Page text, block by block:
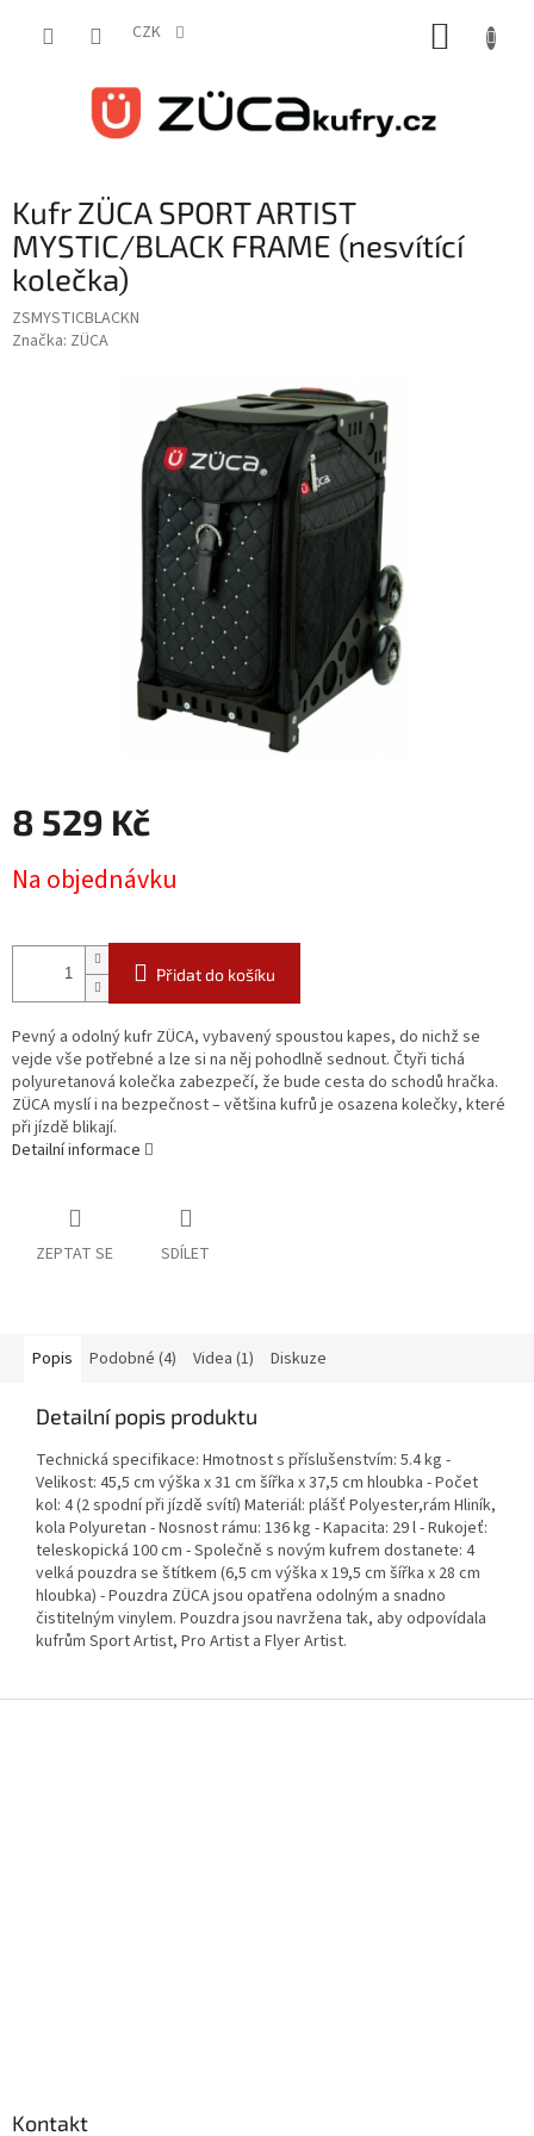
CZK
Kufr ZÜCA SPORT ARTIST
MYSTIC/BLACK FRAME (nesvítící
kolečka)
ZSMYSTICBLACKN
Značka: ZÜCA
8 529 Kč
cena:
Na objednávku
Přidat do košíku
Pevný a odolný kufr ZÜCA, vybavený spoustou kapes, do nichž se
vejde vše potřebné a lze si na něj pohodlně sednout. Čtyři tichá
polyuretanová kolečka zabezpečí, že bude cesta do schodů hračka.
ZÜCA myslí i na bezpečnost – většina kufrů je osazena kolečky, které
při jízdě blikají.
Detailní informace
ZEPTAT SE SDÍLET
Popis Podobné (4) Videa (1) Diskuze
Detailní popis produktu
Technická specifikace: Hmotnost s příslušenstvím: 5.4 kg -
Velikost: 45,5 cm výška x 31 cm šířka x 37,5 cm hloubka - Počet
kol: 4 (2 spodní při jízdě svítí) Materiál: plášť Polyester,rám Hliník,
kola Polyuretan - Nosnost rámu: 136 kg - Kapacita: 29 l - Rukojeť:
teleskopická 100 cm - Společně s novým kufrem dostanete: 4
velká pouzdra se štítkem (6,5 cm výška x 19,5 cm šířka x 28 cm
hloubka) - Pouzdra ZÜCA jsou opatřena odolným a snadno
čistitelným vinylem. Pouzdra jsou navržena tak, aby odpovídala
kufrům Sport Artist, Pro Artist a Flyer Artist.
Kontakt